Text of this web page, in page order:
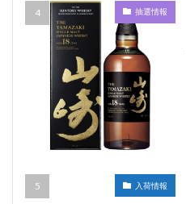
抽選情報
入荷情報